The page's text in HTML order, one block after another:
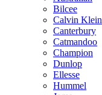
Bilcee
Calvin Klein
Canterbury
Catmandoo
Champion
Dunlop
Ellesse
Hummel